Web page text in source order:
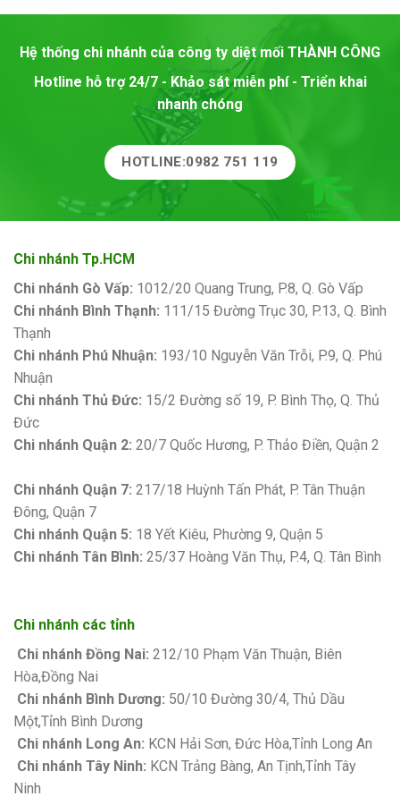
Hệ thống chi nhánh của công ty diệt mối THÀNH CÔNG
Hotline hỗ trợ 24/7 - Khảo sát miễn phí - Triển khai
nhanh chóng
HOTLINE:0982 751 119
Chi nhánh Tp.HCM
Chi nhánh Gò Vấp: 1012/20 Quang Trung, P.8, Q. Gò Vấp
Chi nhánh Bình Thạnh: 111/15 Đường Trục 30, P.13, Q. Bình
Thạnh
Chi nhánh Phú Nhuận: 193/10 Nguyễn Văn Trỗi, P.9, Q. Phú
Nhuận
Chi nhánh Thủ Đức: 15/2 Đường số 19, P. Bình Thọ, Q. Thủ
Đức
Chi nhánh Quận 2: 20/7 Quốc Hương, P. Thảo Điền, Quận 2
Chi nhánh Quận 7: 217/18 Huỳnh Tấn Phát, P. Tân Thuận
Đông, Quận 7
Chi nhánh Quận 5: 18 Yết Kiêu, Phường 9, Quận 5
Chi nhánh Tân Bình: 25/37 Hoàng Văn Thụ, P.4, Q. Tân Bình
Chi nhánh các tỉnh
Chi nhánh Đồng Nai: 212/10 Phạm Văn Thuận, Biên
Hòa,Đồng Nai
Chi nhánh Bình Dương: 50/10 Đường 30/4, Thủ Dầu
Một,Tỉnh Bình Dương
Chi nhánh Long An: KCN Hải Sơn, Đức Hòa,Tỉnh Long An
Chi nhánh Tây Ninh: KCN Trảng Bàng, An Tịnh,Tỉnh Tây
Ninh